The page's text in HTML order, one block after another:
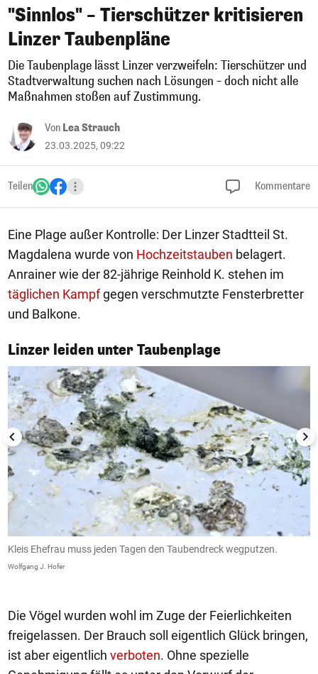
"Sinnlos" – Tierschützer kritisieren
Linzer Taubenpläne
Die Taubenplage lässt Linzer verzweifeln: Tierschützer und
Stadtverwaltung suchen nach Lösungen – doch nicht alle
Maßnahmen stoßen auf Zustimmung.
Von Lea Strauch
23.03.2025, 09:22
Teilen Kommentare
Eine Plage außer Kontrolle: Der Linzer Stadtteil St.
Magdalena wurde von Hochzeitstauben belagert.
Anrainer wie der 82-jährige Reinhold K. stehen im
täglichen Kampfgegen verschmutzte Fensterbretter
und Balkone.
Linzer leiden unter Taubenplage
1/6
Kleis Ehefrau muss jeden Tagen den Taubendreck wegputzen.
Wolfgang J. Hofer
Die Vögel wurden wohl im Zuge der Feierlichkeiten
freigelassen. Der Brauch soll eigentlich Glück bringen,
ist aber eigentlich verboten. Ohne spezielle